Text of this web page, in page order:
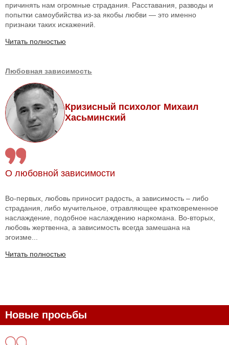
причинять нам огромные страдания. Расставания, разводы и
попытки самоубийства из-за якобы любви — это именно
признаки таких искажений.
Читать полностью
Любовная зависимость
Кризисный психолог Михаил
Хасьминский
О любовной зависимости
Во-первых, любовь приносит радость, а зависимость – либо
страдания, либо мучительное, отравляющее кратковременное
наслаждение, подобное наслаждению наркомана. Во-вторых,
любовь жертвенна, а зависимость всегда замешана на
эгоизме...
Читать полностью
Новые просьбы